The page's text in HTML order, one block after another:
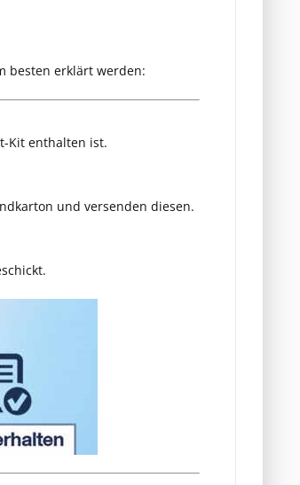
besten erklärt werden:
Kit enthalten ist.
und versenden diesen.